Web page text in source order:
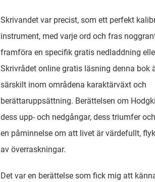
Skrivandet var precist, som ett perfekt
instrument, med varje ord och fras
framföra en specifik gratis nedladdning
Skrivrådet online gratis läsning denna bok
särskilt inom områdena karaktärväxt och
berättaruppsättning. Berättelsen om
dess upp- och nedgångar, dess triumfer
en påminnelse om att livet är värdefullt,
av överraskningar.
Det var en berättelse som fick mig att